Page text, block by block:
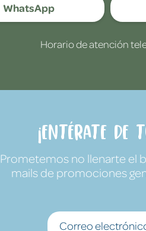
WhatsApp
Horario de atención
¡Entérate de
Prometemos no llenarte el
mails de promociones